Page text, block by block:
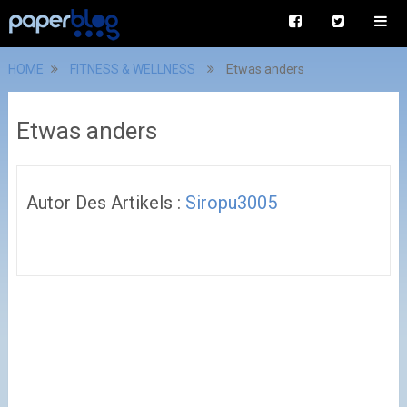
HOME FITNESS & WELLNESS Etwas anders
Etwas anders
Autor Des Artikels : Siropu3005